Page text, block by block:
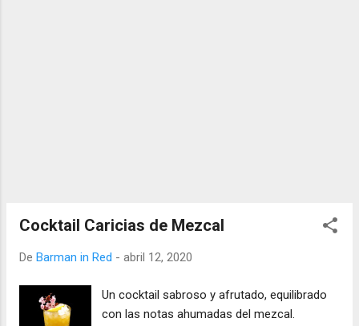
Cocktail Caricias de Mezcal
De Barman in Red - abril 12, 2020
Un cocktail sabroso y afrutado, equilibrado
con las notas ahumadas del mezcal.